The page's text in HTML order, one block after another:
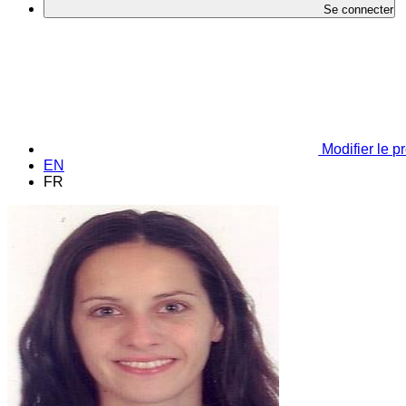
Se connecter
Modifier le
EN
FR